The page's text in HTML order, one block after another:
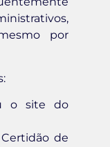
por
o site do
de